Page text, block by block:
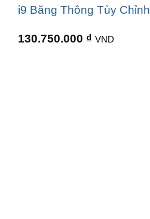
i9 Băng Thông Tùy Chỉnh
130.750.000 ₫ VND